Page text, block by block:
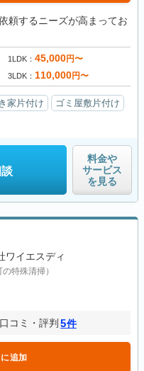
頼するニーズが高まってお
1LDK 45,000円〜
3LDK 110,000円〜
家片付け
ゴミ屋敷片付け
料金や
サービス
を見る
ワイエスディ
特殊清掃）
口コミ・評判 5件
追加